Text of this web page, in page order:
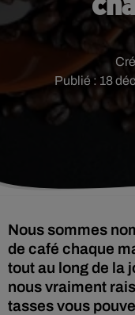
Publié : 18
Nous sommes
de café chaque
tout au long de la
nous vraiment
tasses vous